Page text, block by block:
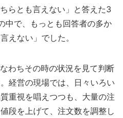
らとも言えない」と答えた3
中で、もっとも回答者の多か
えない」でした。
わちその時の状況を見て判断
経営の現場では、日々いろい
重視を唱えつつも、大量の注
段を上げて、注文数を調整し